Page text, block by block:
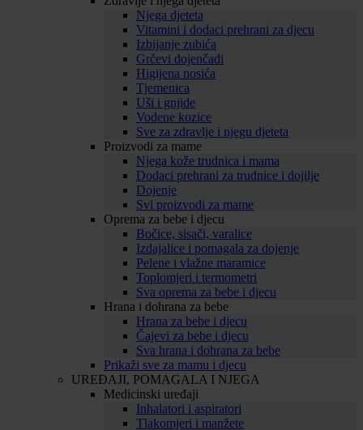
Njega djeteta
Vitamini i dodaci prehrani za djecu
Izbijanje zubića
Grčevi dojenčadi
Higijena nosića
Tjemenica
Uši i gnjide
Vodene kozice
Sve za zdravlje i njegu djeteta
Proizvodi za mame
Njega kože trudnica i mama
Dodaci prehrani za trudnice i dojilje
Dojenje
Svi proizvodi za mame
Oprema za bebe i djecu
Bočice, sisači, varalice
Izdajalice i pomagala za dojenje
Pelene i vlažne maramice
Toplomjeri i termometri
Sva oprema za bebe i djecu
Hrana i dohrana za bebe
Hrana za bebe i djecu
Čajevi za bebe i djecu
Sva hrana i dohrana za bebe
Prikaži sve za mamu i djecu
UREĐAJI, POMAGALA I NJEGA
Medicinski uređaji
Inhalatori i aspiratori
Tlakomjeri i manžete